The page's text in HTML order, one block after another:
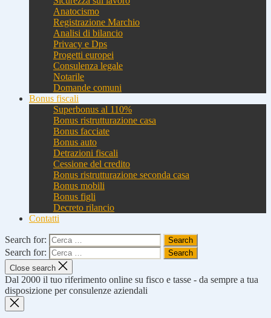
Anatocismo
Registrazione Marchio
Analisi di bilancio
Privacy e Dps
Progetti europei
Consulenza legale
Notarile
Domande comuni
Bonus fiscali
Superbonus al 110%
Bonus ristrutturazione casa
Bonus facciate
Bonus auto
Detrazioni fiscali
Cessione del credito
Bonus ristrutturazione seconda casa
Bonus mobili
Bonus figli
Decreto rilancio
Contatti
Search for:
Search for:
Close search
Dal 2000 il tuo riferimento online su fisco e tasse - da sempre a tua
disposizione per consulenze aziendali